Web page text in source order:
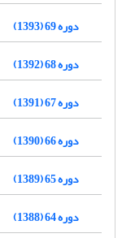
دوره 69 (1393)
دوره 68 (1392)
دوره 67 (1391)
دوره 66 (1390)
دوره 65 (1389)
دوره 64 (1388)